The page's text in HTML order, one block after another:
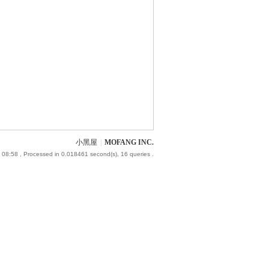
小黑屋 MOFANG INC.
08:58 , Processed in 0.018461 second(s), 16 queries .